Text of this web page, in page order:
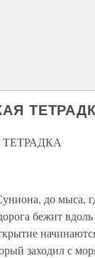
до мыса,
бежит
заходил с